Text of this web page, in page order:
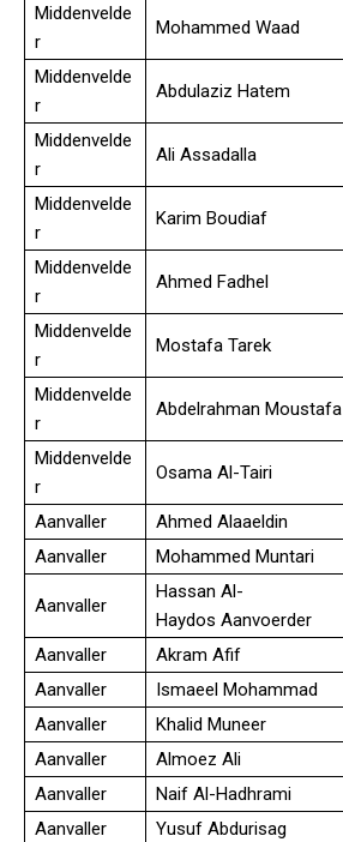
Middenvelde
r
Mohammed Waad
Middenvelde
r
Abdulaziz Hatem
Middenvelde
r
Ali Assadalla
Middenvelde
r
Karim Boudiaf
Middenvelde
r
Ahmed Fadhel
Middenvelde
r
Mostafa Tarek
Middenvelde
r
Abdelrahman Moustafa
Middenvelde
r
Osama Al-Tairi
Aanvaller Ahmed Alaaeldin
Aanvaller
Mohammed Muntari
Aanvaller
Hassan Al-
Haydos Aanvoerder
Aanvaller Akram Afif
Aanvaller
Ismaeel Mohammad
Aanvaller
Khalid Muneer
Aanvaller
Almoez Ali
Aanvaller
Naif Al-Hadhrami
Aanvaller
Yusuf Abdurisag